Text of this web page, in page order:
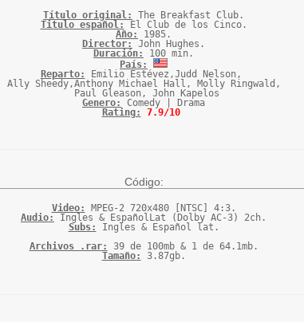
Título original:
Titulo español:
Año:
Director:
Duración:
País:
Reparto:
Emilio Estévez,Judd Nelson,
Ally Sheedy,Anthony Michael Hall, Molly Ringwald,
Genero:
Rating:
7.9/10
Código:
Video:
Audio:
Subs:
Ingles & Español lat.
Archivos .rar:
Tamaño: